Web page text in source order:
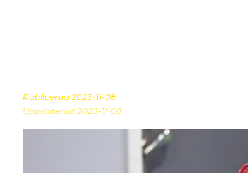
Publicerad 2023-11-08
Uppdaterad 2023-11-08